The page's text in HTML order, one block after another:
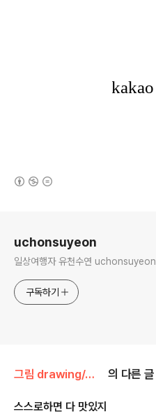
uchonsuyeon
일상여행자 유천수연 uchonsuyeon
구독하기
그림 drawing/그림일기 - joy n happy 의 다른 글
스스로하면 다 맛있지